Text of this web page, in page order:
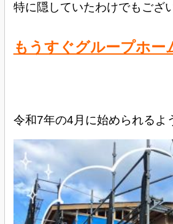
特に隠していたわけでもござ
もうすぐグループホー
令和7年の4月に始められるよ